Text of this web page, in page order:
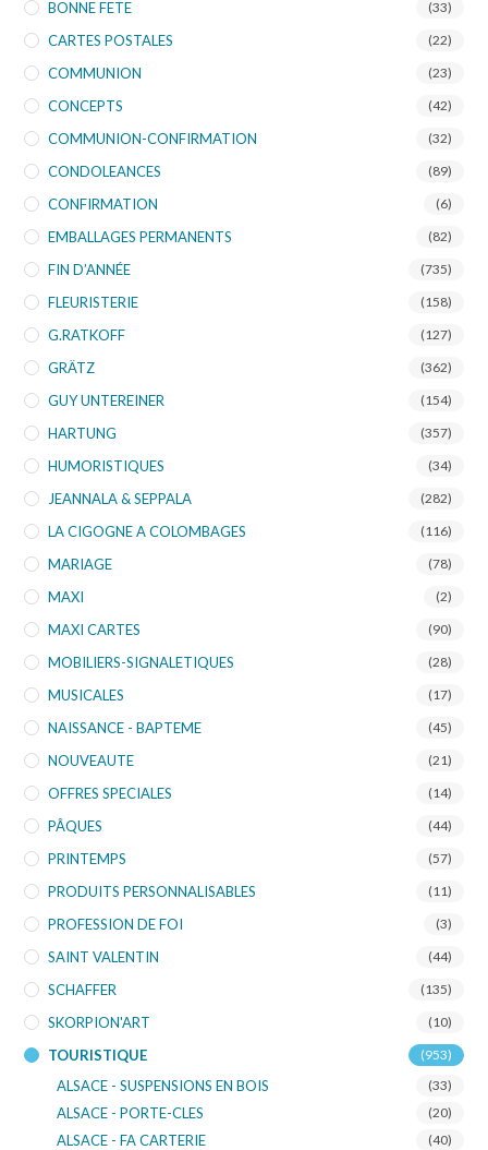
BONNE FETE (33)
CARTES POSTALES (22)
COMMUNION (23)
CONCEPTS (42)
COMMUNION-CONFIRMATION (32)
CONDOLEANCES (89)
CONFIRMATION (6)
EMBALLAGES PERMANENTS (82)
FIN D’ANNÉE (735)
FLEURISTERIE (158)
G.RATKOFF (127)
GRÄTZ (362)
GUY UNTEREINER (154)
HARTUNG (357)
HUMORISTIQUES (34)
JEANNALA & SEPPALA (282)
LA CIGOGNE A COLOMBAGES (116)
MARIAGE (78)
MAXI (2)
MAXI CARTES (90)
MOBILIERS-SIGNALETIQUES (28)
MUSICALES (17)
NAISSANCE - BAPTEME (45)
NOUVEAUTE (21)
OFFRES SPECIALES (14)
PÂQUES (44)
PRINTEMPS (57)
PRODUITS PERSONNALISABLES (11)
PROFESSION DE FOI (3)
SAINT VALENTIN (44)
SCHAFFER (135)
SKORPION'ART (10)
TOURISTIQUE (953)
ALSACE - SUSPENSIONS EN BOIS (33)
ALSACE - PORTE-CLES (20)
ALSACE - FA CARTERIE (40)